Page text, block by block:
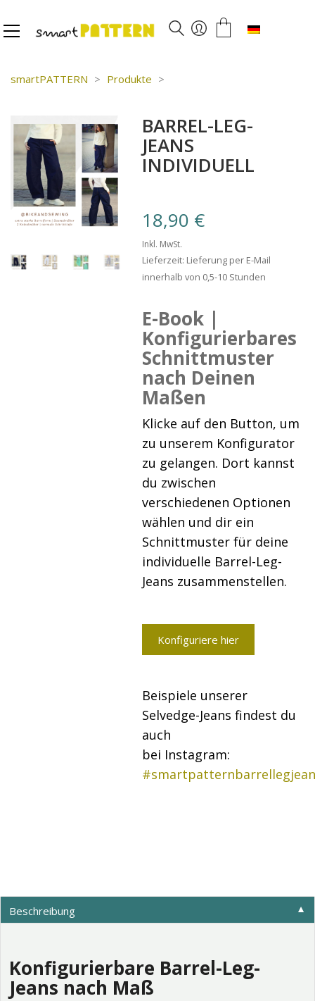
smartPATTERN > Produkte >
BARREL-LEG-
JEANS
INDIVIDUELL
18,90 €
Inkl. MwSt.
Lieferzeit: Lieferung per E-Mail
innerhalb von 0,5-10 Stunden
E-Book |
Konfigurierbares
Schnittmuster
nach Deinen
Maßen
Klicke auf den Button, um
zu unserem Konfigurator
zu gelangen. Dort kannst
du zwischen
verschiedenen Optionen
wählen und dir ein
Schnittmuster für deine
individuelle Barrel-Leg-
Jeans zusammenstellen.
Konfiguriere hier
Beispiele unserer
Selvedge-Jeans findest du
auch
bei Instagram:
Beschreibung ▼
Konfigurierbare Barrel-Leg-
Jeans nach Maß